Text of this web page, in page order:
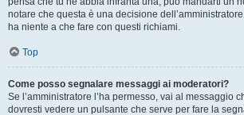
notare che questa è una decisione
ha niente a che fare con questi richiami.
Top
Come posso segnalare messaggi ai moderatori?
Se l’amministratore l’ha permesso, vai al messaggio
dovresti vedere un pulsante che serve per fare la